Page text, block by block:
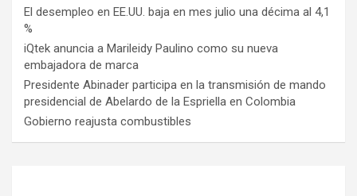
El desempleo en EE.UU. baja en mes julio una décima al 4,1
%
iQtek anuncia a Marileidy Paulino como su nueva
embajadora de marca
Presidente Abinader participa en la transmisión de mando
presidencial de Abelardo de la Espriella en Colombia
Gobierno reajusta combustibles